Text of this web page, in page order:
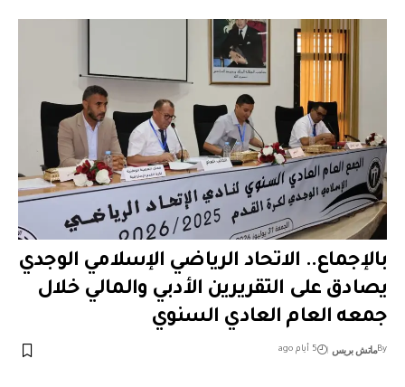
بالإجماع.. الاتحاد الرياضي الإسلامي الوجدي
يصادق على التقريرين الأدبي والمالي خلال
جمعه العام العادي السنوي
Byماتش بريس 5 أيام ago